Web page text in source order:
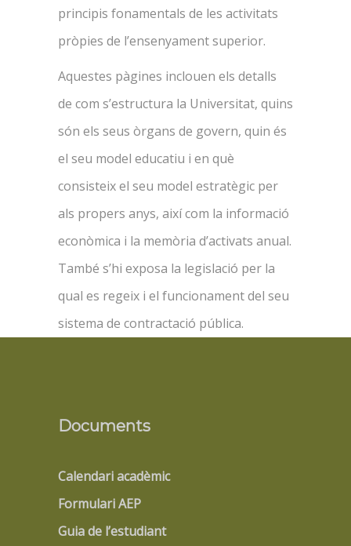
principis fonamentals de les activitats
pròpies de l’ensenyament superior.
Aquestes pàgines inclouen els detalls
de com s’estructura la Universitat, quins
són els seus òrgans de govern, quin és
el seu model educatiu i en què
consisteix el seu model estratègic per
als propers anys, així com la informació
econòmica i la memòria d’activats anual.
També s’hi exposa la legislació per la
qual es regeix i el funcionament del seu
sistema de contractació pública.
Documents
Calendari acadèmic
Formulari AEP
Guia de l’estudiant